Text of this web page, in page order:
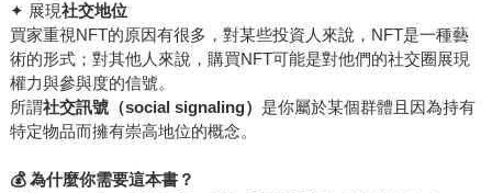
✦ 展現社交地位
買家重視NFT的原因有很多，對某些投資人來說，NFT是一種藝
術的形式；對其他人來說，購買NFT可能是對他們的社交圈展現
權力與參與度的信號。
所謂社交訊號（social signaling） 是你屬於某個群體且因為持有
特定物品而擁有崇高地位的概念。
💰 為什麼你需要這本書？